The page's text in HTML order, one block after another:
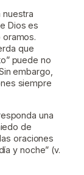
nuestra
Dios es
que
puede no
embargo,
siempre
una
de
oraciones
y noche” (v.